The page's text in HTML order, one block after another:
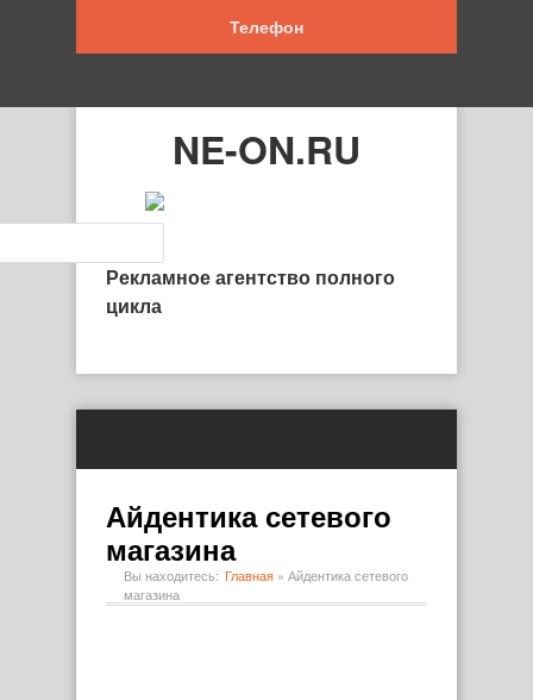
Телефон
NE-ON.RU
Рекламное агентство полного
цикла
Айдентика сетевого
магазина
Вы находитесь: Главная » Айдентика сетевого
магазина